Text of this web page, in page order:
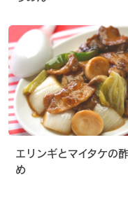
エリンギとマイタケの
め